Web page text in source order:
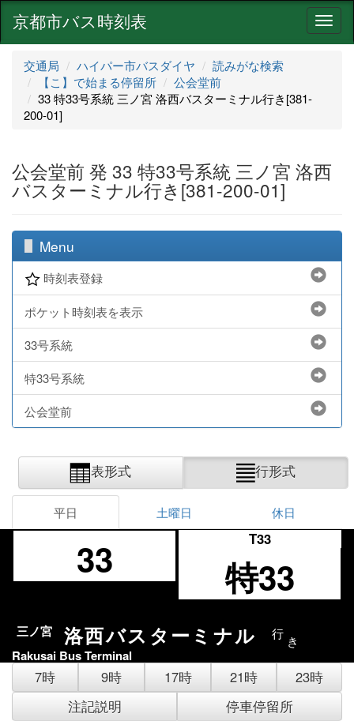
ナ
ビ
京都市バス時刻表
交通局 ハイパー市バスダイヤ
読みがな検索
【こ】で始まる停留所
公会堂前
33 特33号系統 三ノ宮 洛西バスターミナル行き[381-
200-01]
公会堂前 発 33 特33号系統 三ノ宮 洛西
バスターミナル行き[381-200-01]
Menu
時刻表登録
ポケット時刻表を表示
33号系統
特33号系統
公会堂前
表形式 行形式
平日 土曜日 休日
33 T33
特33
三ノ宮 洛西バスターミナル 行 き
Rakusai Bus Terminal
7時 9時 17時 21時
23時
注記説明
停車停留所